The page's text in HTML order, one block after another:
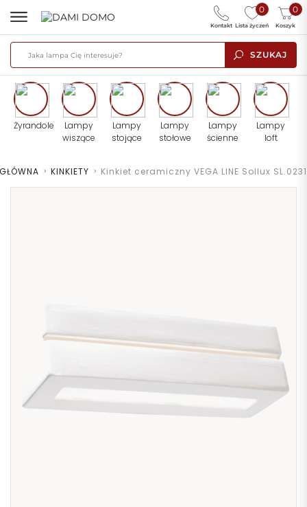
SZUKAJ
0
Lista życzeń
0
Koszyk
Kontakt
Żyrandole
Lampy
wiszące
Lampy
stojące
Lampy
stołowe
Lampy
ścienne
Lampy
loft
> KINKIETY > Kinkiet ceramiczny VEGA LINE Sollux SL.0231